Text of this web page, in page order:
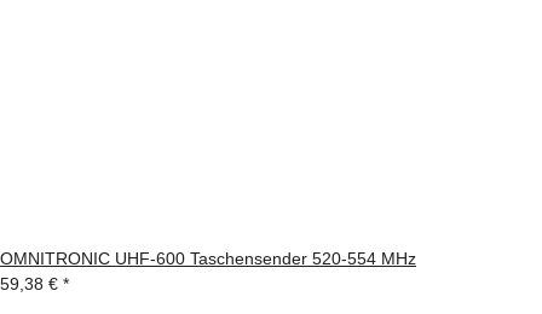
OMNITRONIC UHF-600 Taschensender 520-554 MHz
59,38 € *